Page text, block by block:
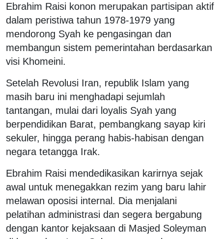
Ebrahim Raisi konon merupakan partisipan aktif
dalam peristiwa tahun 1978-1979 yang
mendorong Syah ke pengasingan dan
membangun sistem pemerintahan berdasarkan
visi Khomeini.
Setelah Revolusi Iran, republik Islam yang
masih baru ini menghadapi sejumlah
tantangan, mulai dari loyalis Syah yang
berpendidikan Barat, pembangkang sayap kiri
sekuler, hingga perang habis-habisan dengan
negara tetangga Irak.
Ebrahim Raisi mendedikasikan karirnya sejak
awal untuk menegakkan rezim yang baru lahir
melawan oposisi internal. Dia menjalani
pelatihan administrasi dan segera bergabung
dengan kantor kejaksaan di Masjed Soleyman